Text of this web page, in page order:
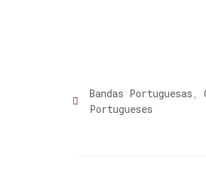
Bandas Portuguesas ,
Portugueses